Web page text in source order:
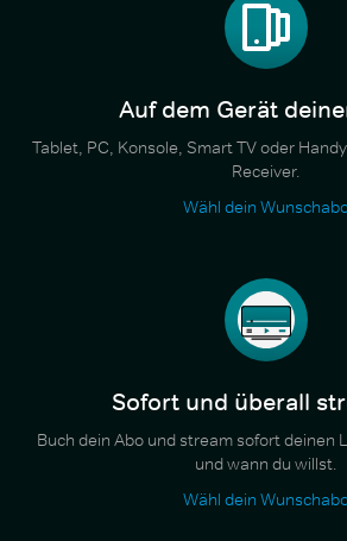
Auf dem Gerät
Tablet, PC, Konsole, Smart TV oder
Receiver.
Wähl dein
Sofort und überall
Buch dein Abo und stream sofort deinen
und wann du willst.
Wähl dein